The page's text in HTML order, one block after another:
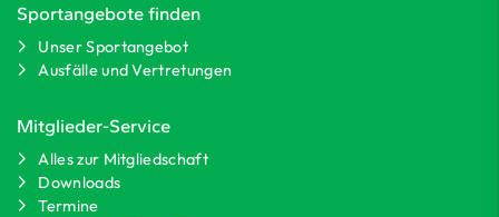
Sportangebote finden
Unser Sportangebot
Ausfälle und Vertretungen
Mitglieder-Service
Alles zur Mitgliedschaft
Downloads
Termine